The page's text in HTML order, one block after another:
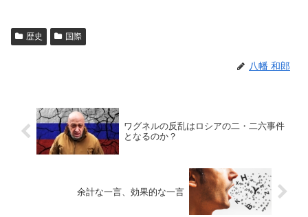
歴史 国際
八幡 和郎
ワグネルの反乱はロシアの二・二六事件
となるのか？
余計な一言、効果的な一言